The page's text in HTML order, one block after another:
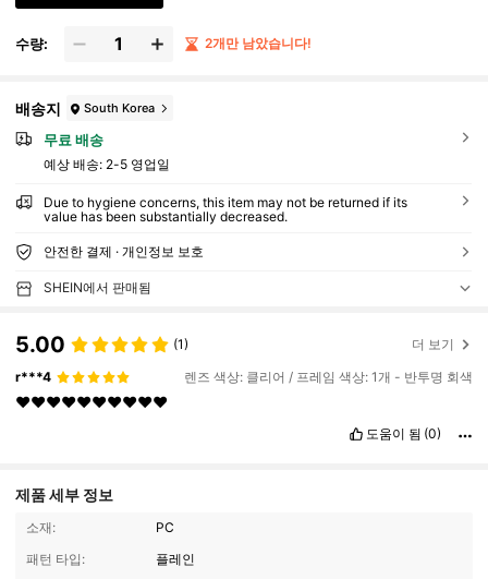
수량: 2개만 남았습니다!
배송지 South Korea
무료 배송
예상 배송: 2-5 영업일
Due to hygiene concerns, this item may not be returned if its
value has been substantially decreased.
안전한 결제 · 개인정보 보호
SHEIN에서 판매됨
5.00 (1) 더 보기
r***4 렌즈 색상: 클리어 / 프레임 색상: 1개 - 반투명 회색
❤️❤️❤️❤️❤️❤️❤️❤️❤️❤️
도움이 됨 (0)
제품 세부 정보
소재:
PC
패턴 타입:
플레인